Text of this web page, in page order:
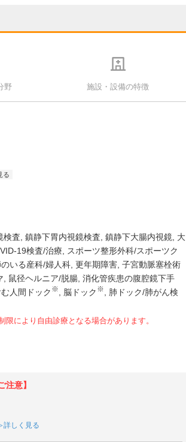
野 施設・設備の特徴
る
検査 鎮静下胃内視鏡検査 鎮静下大腸内視鏡 大
19検査/治療
スポーツ整形外科/スポーツク
いる産科/婦人科 更年期障害 子宮動脈塞栓術
鼠径ヘルニア/脱腸 消化管疾患の腹腔鏡下手
人間ドック ※ 脳ドック ※
肺ドック/肺がん検
により自由診療となる場合があります。
注意】
詳しく見る